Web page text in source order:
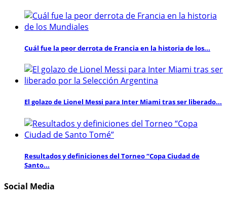
Cuál fue la peor derrota de Francia en la historia de los...
El golazo de Lionel Messi para Inter Miami tras ser liberado...
Resultados y definiciones del Torneo “Copa Ciudad de
Santo...
Social Media